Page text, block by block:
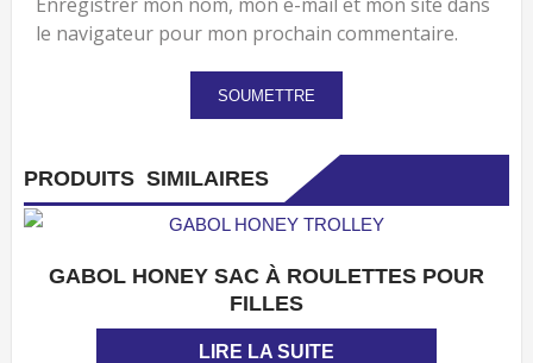
le navigateur pour mon prochain commentaire.
PRODUITS SIMILAIRES
APERÇU
GABOL HONEY SAC À ROULETTES POUR
FILLES
LIRE LA SUITE